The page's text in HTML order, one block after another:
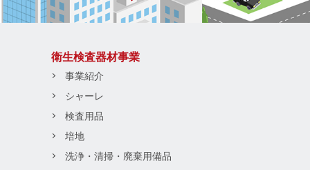
衛生検査器材事業
事業紹介
シャーレ
検査用品
培地
洗浄・清掃・廃棄用備品